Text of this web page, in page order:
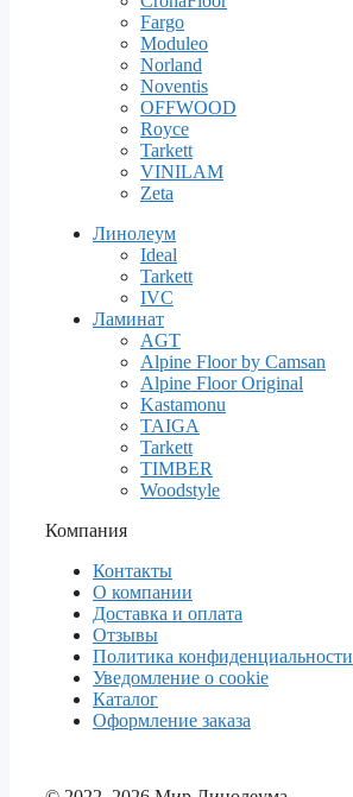
Fargo
Moduleo
Norland
Noventis
OFFWOOD
Royce
Tarkett
VINILAM
Zeta
Линолеум
Ideal
Tarkett
IVC
Ламинат
AGT
Alpine Floor by Camsan
Alpine Floor Original
Kastamonu
TAIGA
Tarkett
TIMBER
Woodstyle
Компания
Контакты
О компании
Доставка и оплата
Отзывы
Политика конфиденциальности
Уведомление о cookie
Каталог
Оформление заказа